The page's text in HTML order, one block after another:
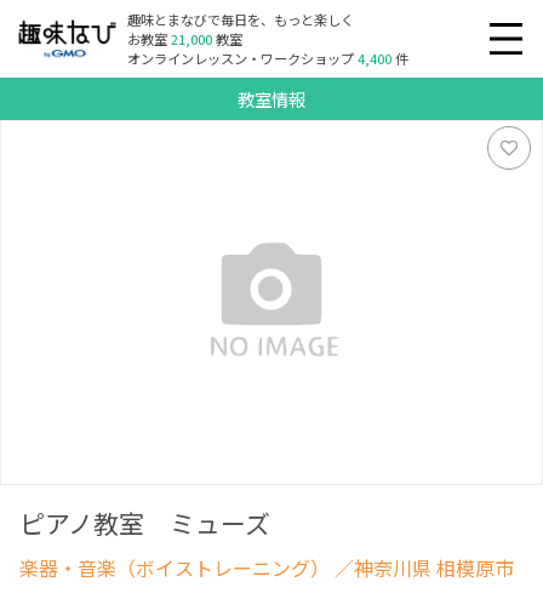
趣味とまなびで毎日を、もっと楽しく
お教室21,000教室
オンラインレッスン・ワークショップ4,400件
教室情報
ピアノ教室 ミューズ
楽器・音楽（ボイストレーニング） ／神奈川県 相模原市